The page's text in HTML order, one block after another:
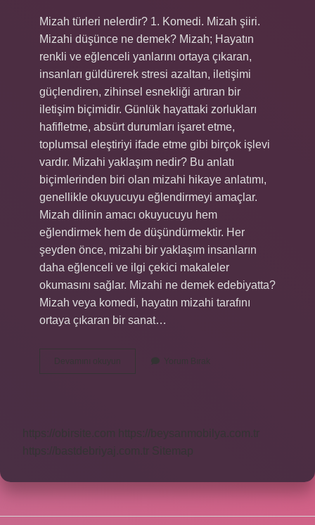
Mizah türleri nelerdir? 1. Komedi. Mizah şiiri.
Mizahi düşünce ne demek? Mizah; Hayatın
renkli ve eğlenceli yanlarını ortaya çıkaran,
insanları güldürerek stresi azaltan, iletişimi
güçlendiren, zihinsel esnekliği artıran bir
iletişim biçimidir. Günlük hayattaki zorlukları
hafifletme, absürt durumları işaret etme,
toplumsal eleştiriyi ifade etme gibi birçok işlevi
vardır. Mizahi yaklaşım nedir? Bu anlatı
biçimlerinden biri olan mizahi hikaye anlatımı,
genellikle okuyucuyu eğlendirmeyi amaçlar.
Mizah dilinin amacı okuyucuyu hem
eğlendirmek hem de düşündürmektir. Her
şeyden önce, mizahi bir yaklaşım insanların
daha eğlenceli ve ilgi çekici makaleler
okumasını sağlar. Mizahi ne demek edebiyatta?
Mizah veya komedi, hayatın mizahi tarafını
ortaya çıkaran bir sanat…
Devamını okuyun
Bakış
Yorum Bırak
https://obirsite.com
https://beysanmobilya.com.tr
https://bastdebriyaj.com.tr Sitemap